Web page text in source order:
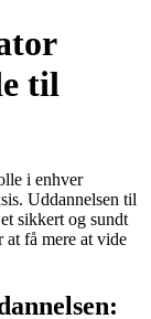
til
i enhver
Uddannelsen til
sikkert og sundt
få mere at vide